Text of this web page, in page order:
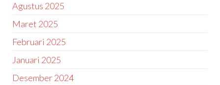
Agustus 2025
Maret 2025
Februari 2025
Januari 2025
Desember 2024